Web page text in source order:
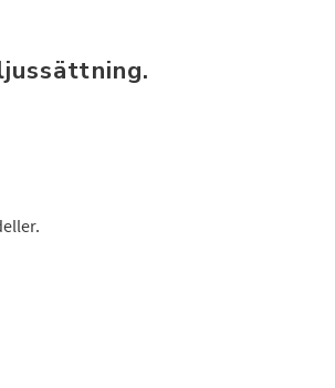
och få 10% rabatt på din nästa